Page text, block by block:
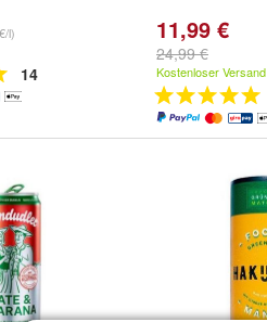
l)
14
11,99 €
24,99 €
Kostenloser Versand